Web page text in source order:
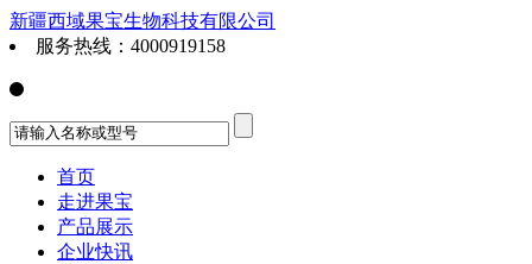
新疆西域果宝生物科技有限公司
服务热线：4000919158
首页
走进果宝
产品展示
企业快讯